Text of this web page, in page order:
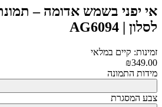
אי יפני בשמש אדומה –
לסלון | AG6094
זמינות: קיים במלאי
₪349.00
מידות התמונה
צבע המסגרת